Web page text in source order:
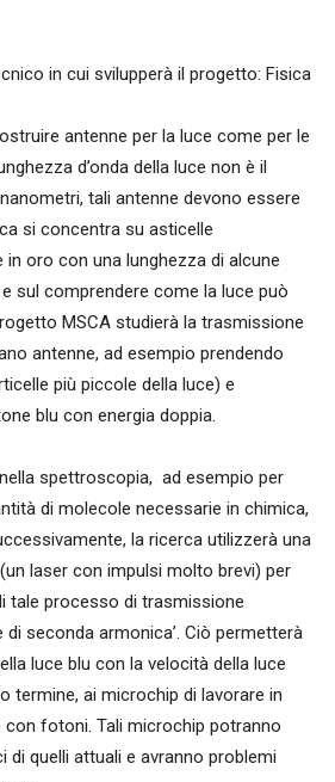
in cui svilupperà il progetto: Fisica
antenne per la luce come per le
d’onda della luce non è il
tali antenne devono essere
si concentra su asticelle
oro con una lunghezza di alcune
sul comprendere come la luce può
MSCA studierà la trasmissione
antenne, ad esempio prendendo
più piccole della luce) e
blu con energia doppia.
spettroscopia, ad esempio per
di molecole necessarie in chimica,
la ricerca utilizzerà una
laser con impulsi molto brevi) per
tale processo di trasmissione
di seconda armonica’. Ciò permetterà
luce blu con la velocità della luce
termine, ai microchip di lavorare in
fotoni. Tali microchip potranno
di quelli attuali e avranno problemi